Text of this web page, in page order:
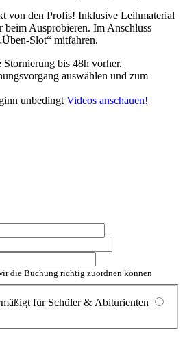
von den Profis! Inklusive Leihmaterial
beim Ausprobieren. Im Anschluss
Slot“ mitfahren.
bis 48h vorher.
auswählen und zum
unbedingt Videos anschauen!
die Buchung richtig zuordnen können
für Schüler & Abiturienten